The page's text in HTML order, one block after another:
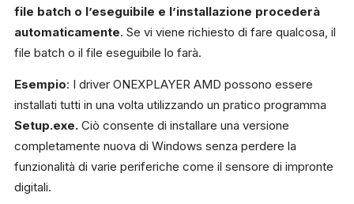
file batch o l’eseguibile e l’installazione procederà
automaticamente. Se vi viene richiesto di fare qualcosa, il
file batch o il file eseguibile lo farà.
Esempio: I driver ONEXPLAYER AMD possono essere
installati tutti in una volta utilizzando un pratico programma
Setup.exe. Ciò consente di installare una versione
completamente nuova di Windows senza perdere la
funzionalità di varie periferiche come il sensore di impronte
digitali.